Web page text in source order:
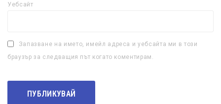
Уебсайт
Запазване на името, имейл адреса и уебсайта ми в този
браузър за следващия път когато коментирам.